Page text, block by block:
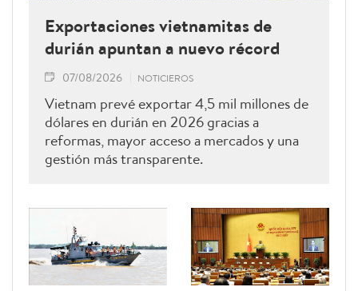
Exportaciones vietnamitas de
durián apuntan a nuevo récord
07/08/2026 NOTICIEROS
Vietnam prevé exportar 4,5 mil millones de
dólares en durián en 2026 gracias a
reformas, mayor acceso a mercados y una
gestión más transparente.